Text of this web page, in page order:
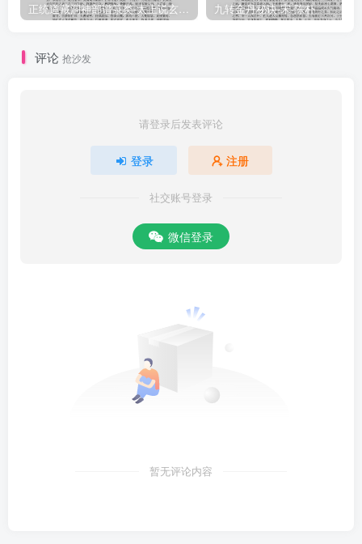
九转金丹秘诀-宋-陈朴
评论 抢沙发
请登录后发表评论
登录 注册
社交账号登录
微信登录
暂无评论内容